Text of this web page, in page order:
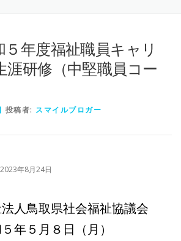
５年度福祉職員キャリ
涯研修（中堅職員コー
投稿者: スマイルブロガー
年8月24日
人鳥取県社会福祉協議会
年５月８日（月）